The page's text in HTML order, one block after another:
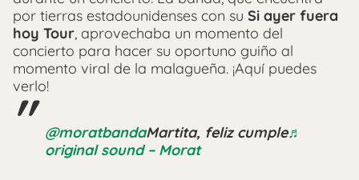
por tierras estadounidenses con su Si ayer fuera
hoy Tour, aprovechaba un momento del
concierto para hacer su oportuno guiño al
momento viral de la malagueña. ¡Aquí puedes
verlo!
@moratbandaMartita, feliz cumple♬
original sound – Morat